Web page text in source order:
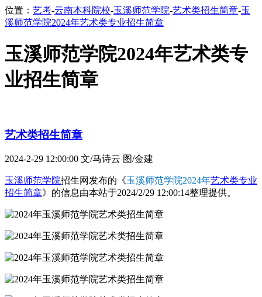
位置： 艺考-云南本科院校-玉溪师范学院-艺术类招生简章-玉
溪师范学院2024年艺术类专业招生简章
玉溪师范学院2024年艺术类专
业招生简章
艺术类招生简章
2024-2-29 12:00:00 文/马诗云 图/金建
玉溪师范学院招生网发布的《玉溪师范学院2024年艺术类专业
招生简章》的信息由本站于2024/2/29 12:00:14整理提供。